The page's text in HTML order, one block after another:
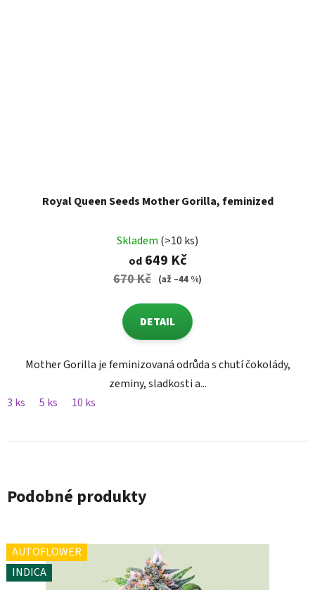
Royal Queen Seeds Mother Gorilla, feminized
Skladem (>10 ks)
od649 Kč
670 Kč (až –44 %)
DETAIL
Mother Gorilla je feminizovaná odrůda s chutí čokolády,
zeminy, sladkosti a...
3 ks
5 ks 10 ks
Podobné produkty
AUTOFLOWER
INDICA